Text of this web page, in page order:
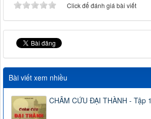
Click để đánh giá bài viết
Bài viết xem nhiều
CHÂM CỨU ĐẠI THÀNH - Tập 1